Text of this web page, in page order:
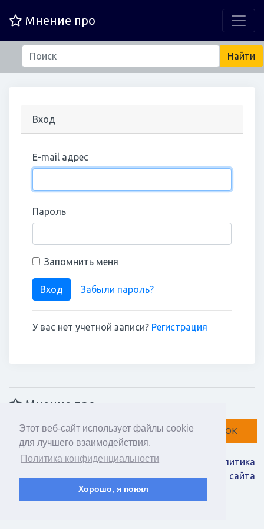
Этот веб-сайт использует файлы cookie
для лучшего взаимодействия.
Политика конфиденциальности
Хорошо, я понял
Мнение про
Вход
E-mail адрес
Пароль
Запомнить меня
Вход Забыли пароль?
У вас нет учетной записи? Регистрация
Мнение про
Вконтакте Facebook Twitter ОК
Пользовательское соглашение
Политика
конфиденциальности|Контакты|Карта сайта